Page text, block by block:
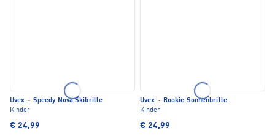
Uvex · Speedy Nova Skibrille
Kinder
€ 24,99
Uvex · Rookie Sonnenbrille
Kinder
€ 24,99